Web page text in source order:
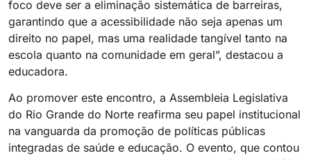
foco deve ser a eliminação sistemática de barreiras,
garantindo que a acessibilidade não seja apenas um
direito no papel, mas uma realidade tangível tanto na
escola quanto na comunidade em geral”, destacou a
educadora.
Ao promover este encontro, a Assembleia Legislativa
do Rio Grande do Norte reafirma seu papel institucional
na vanguarda da promoção de políticas públicas
integradas de saúde e educação. O evento, que contou